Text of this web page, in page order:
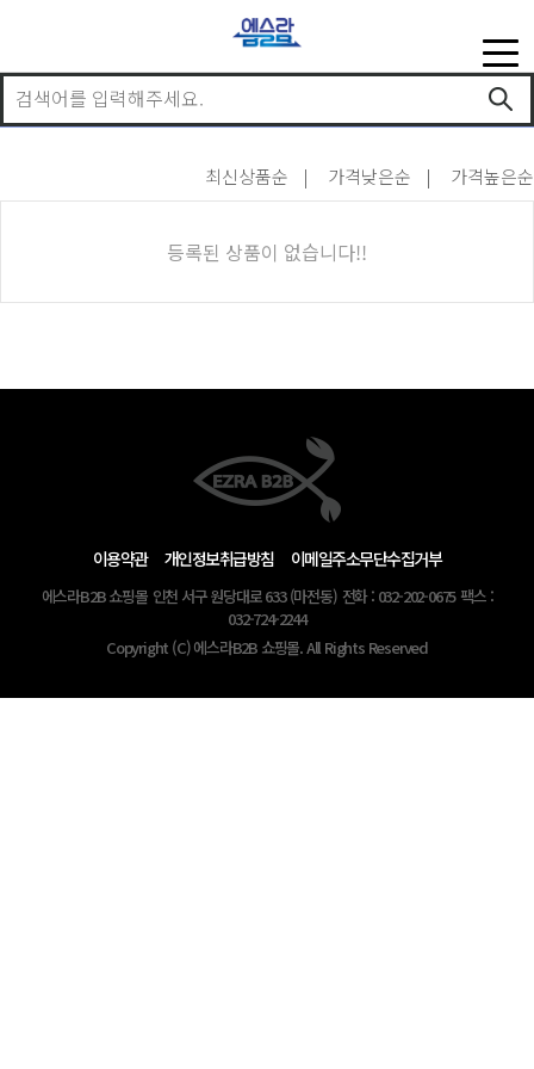
최신상품순 가격낮은순 가격높은순
등록된 상품이 없습니다!!
이용약관 개인정보취급방침 이메일주소무단수집거부
에스라B2B 쇼핑몰 인천 서구 원당대로 633 (마전동) 전화 : 032-202-0675 팩스 :
032-724-2244
Copyright (C) 에스라B2B 쇼핑몰. All Rights Reserved